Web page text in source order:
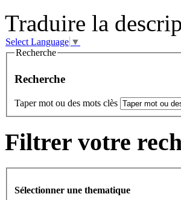
Traduire la
Select Language ▼
Recherche
Recherche
Taper mot ou des mots clès
Filtrer votre
Sélectionner une thematique